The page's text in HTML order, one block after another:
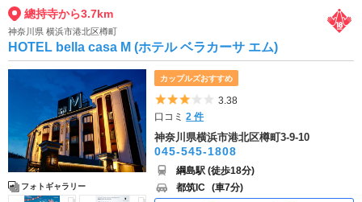
總持寺から3.7km
神奈川県 横浜市港北区樽町
HOTEL bella casa M (ホテル ベラカーサ エム)
フォトギャラリー
カップルズおすすめ
5つ星のうち3
3.38
口コミ2 件
神奈川県横浜市港北区樽町3-9-10
045-545-1808
綱島駅 (徒歩18分)
都筑IC (車7分)